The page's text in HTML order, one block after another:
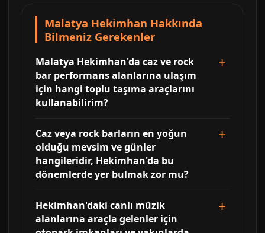
Malatya Hekimhan Hakkında
Bilmeniz Gerekenler
Malatya Hekimhan'da caz ve rock
bar performans alanlarına ulaşım
için hangi toplu taşıma araçlarını
kullanabilirim?
Caz veya rock barların en yoğun
olduğu mevsim ve günler
hangileridir, Hekimhan'da bu
dönemlerde yer bulmak zor mu?
Hekimhan'daki canlı müzik
alanlarına araçla gelenler için